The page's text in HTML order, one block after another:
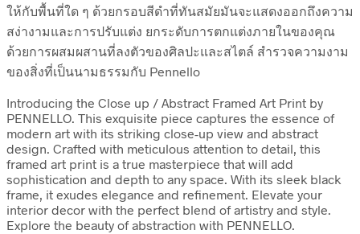
ให้กับพื้นที่ใด ๆ ด้วยกรอบสีดำที่ทันสมัยมันจะแสดงออกถึงความ
สง่างามและการปรับแต่ง ยกระดับการตกแต่งภายในของคุณ
ด้วยการผสมผสานที่ลงตัวของศิลปะและสไตล์ สำรวจความงาม
ของสิ่งที่เป็นนามธรรมกับ Pennello
Introducing the Close up / Abstract Framed Art Print by
PENNELLO. This exquisite piece captures the essence of
modern art with its striking close-up view and abstract
design. Crafted with meticulous attention to detail, this
framed art print is a true masterpiece that will add
sophistication and depth to any space. With its sleek black
frame, it exudes elegance and refinement. Elevate your
interior decor with the perfect blend of artistry and style.
Explore the beauty of abstraction with PENNELLO.